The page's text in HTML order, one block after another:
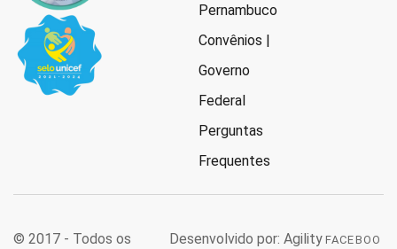
Pernambuco
Convênios |
Governo
Federal
Perguntas
Frequentes
© 2017 - Todos os
Desenvolvido por: Agility FACEBOO